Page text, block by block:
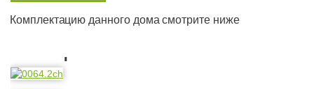
Комплектацию данного дома смотрите ниже